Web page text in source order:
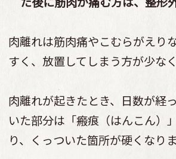
肉離れは筋肉痛やこむらがえり
すく、放置してしまう方が少な
肉離れが起きたとき、日数が経
いた部分は「瘢痕（はんこん）
り、くっついた箇所が硬くなりま